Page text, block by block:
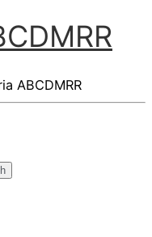
ABCDMRR